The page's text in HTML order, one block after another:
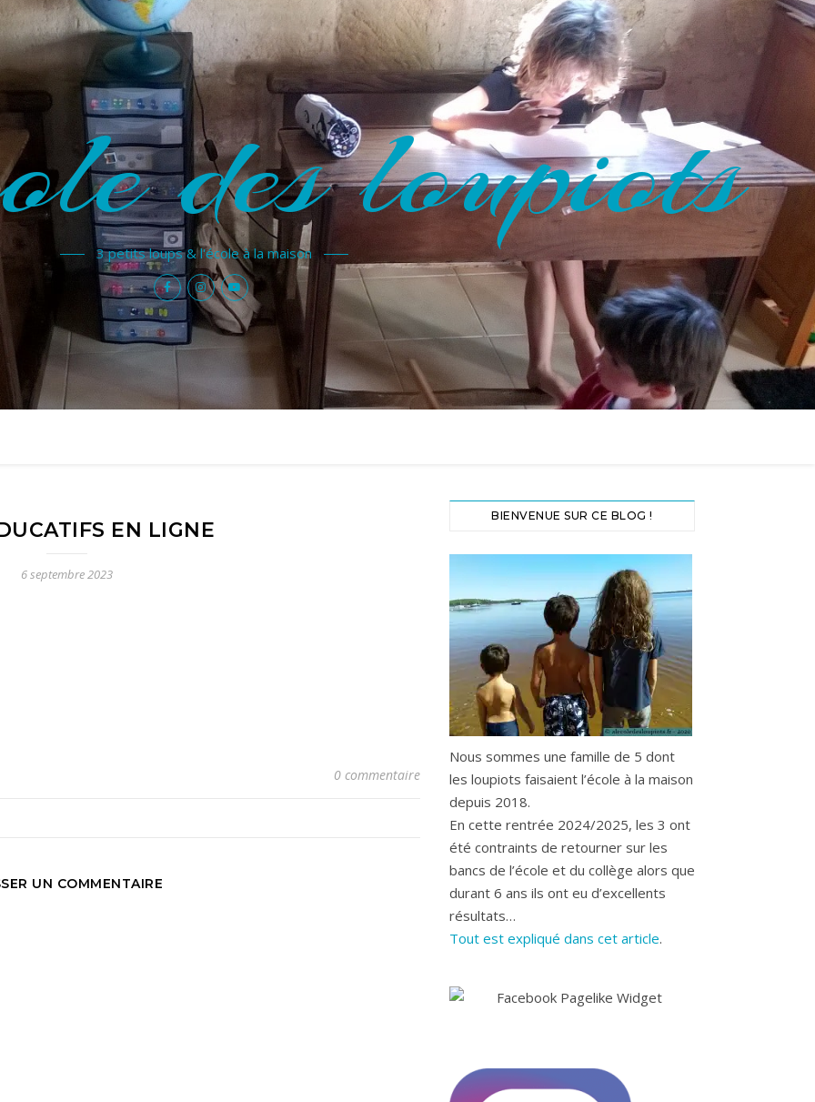
des loupiots
3 petits loups & l'école à la maison
EN LIGNE
6 septembre 2023
0 commentaire
UN COMMENTAIRE
BIENVENUE SUR CE BLOG !
Nous sommes une famille de 5 dont
les loupiots faisaient l’école à la maison
depuis 2018.
En cette rentrée 2024/2025, les 3 ont
été contraints de retourner sur les
bancs de l’école et du collège alors que
durant 6 ans ils ont eu d’excellents
résultats…
Tout est expliqué dans cet article.